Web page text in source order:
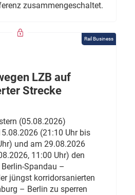
zusammengeschaltet.
Rail Business
LZB auf
Strecke
(05.08.2026)
(21:10 Uhr bis
und am 29.08.2026
11:00 Uhr) den
Spandau –
jüngst korridorsanierten
– Berlin zu sperren